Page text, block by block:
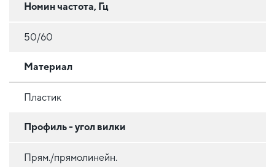
Номин частота, Гц
50/60
Материал
Пластик
Профиль - угол вилки
Прям./прямолинейн.